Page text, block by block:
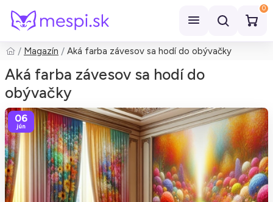
0
Hľadať
Magazín Aká farba závesov sa hodí do obývačky
Aká farba závesov sa hodí do
obývačky
06
jún